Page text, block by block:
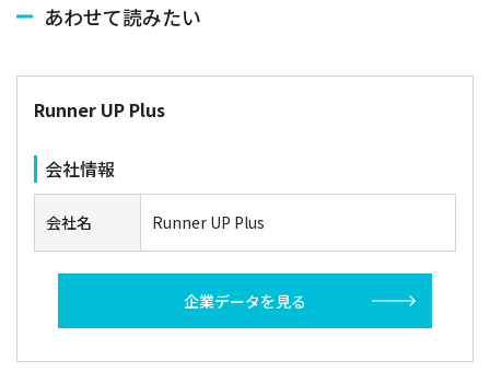
あわせて読みたい
Runner UP Plus
会社情報
会社名 Runner UP Plus
企業データを見る